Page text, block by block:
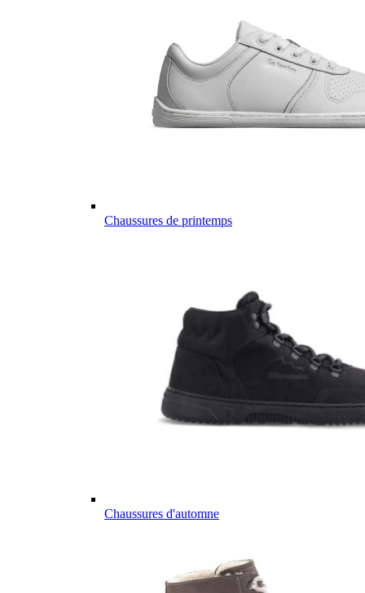
Chaussures de printemps
Chaussures d'automne